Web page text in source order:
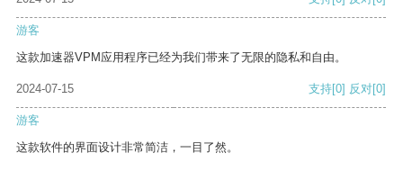
游客
这款加速器VPM应用程序已经为我们带来了无限的隐私和自由。
2024-07-15 支持[0] 反对[0]
游客
这款软件的界面设计非常简洁，一目了然。